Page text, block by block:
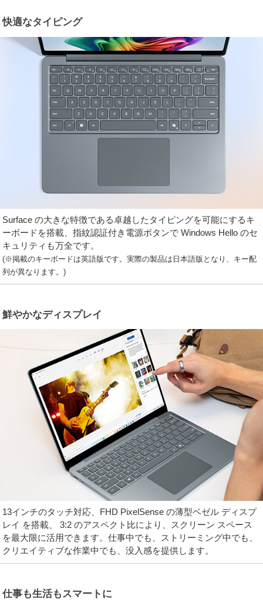
快適なタイピング
Surface の大きな特徴である卓越したタイピングを可能にするキ
ーボードを搭載、指紋認証付き電源ボタンで Windows Hello のセ
キュリティも万全です。
(※掲載のキーボードは英語版です。実際の製品は日本語版となり、キー配
列が異なります。)
鮮やかなディスプレイ
13インチのタッチ対応、FHD PixelSense の薄型ベゼル ディスプ
レイ を搭載、 3:2 のアスペクト比により、スクリーン スペース
を最大限に活用できます。仕事中でも、ストリーミング中でも、
クリエイティブな作業中でも、没入感を提供します。
仕事も生活もスマートに